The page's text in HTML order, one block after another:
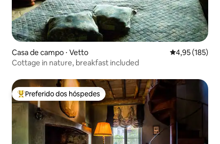
Casa de campo ⋅ Vetto 4,95 de uma
4,95 (185)
Cottage in nature, breakfast included
Entre os melhores preferidos dos hóspedes
Preferido dos hóspedes